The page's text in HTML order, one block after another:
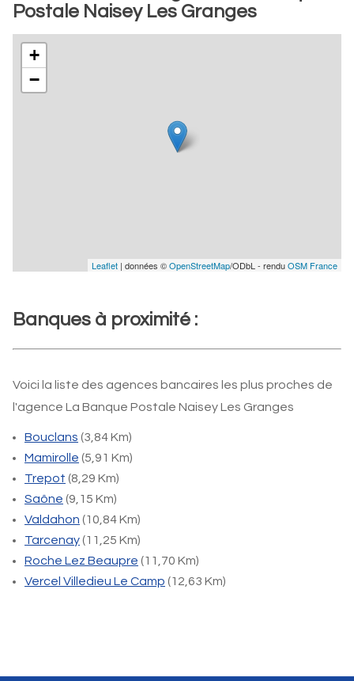
Postale Naisey Les Granges
+
−
Leaflet | données ©OpenStreetMap/ODbL - renduOSM France
Banques à proximité :
Voici la liste des agences bancaires les plus proches de
l'agence La Banque Postale Naisey Les Granges
Bouclans (3,84 Km)
Mamirolle (5,91 Km)
Trepot (8,29 Km)
Saône (9,15 Km)
Valdahon (10,84 Km)
Tarcenay(11,25 Km)
Roche Lez Beaupre (11,70 Km)
Vercel Villedieu Le Camp (12,63 Km)